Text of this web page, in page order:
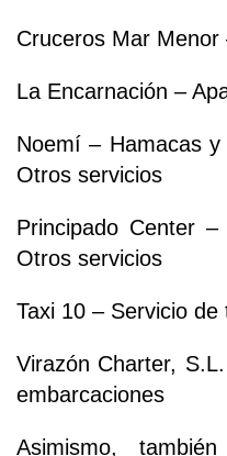
Cruceros Mar
La Encarnación –
Noemí – Hamacas
Otros servicios
Principado Center
Otros servicios
Taxi 10 – Servicio de
Virazón Charter,
embarcaciones
Asimismo,